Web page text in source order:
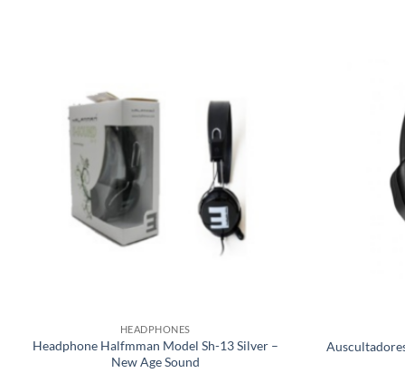
HEADPHONES
Headphone Halfmman Model Sh-13 Silver –
New Age Sound